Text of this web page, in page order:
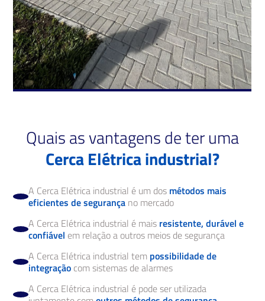
Quais as vantagens de ter uma
Cerca Elétrica industrial?
A Cerca Elétrica industrial é um dos métodos mais
eficientes de segurança no mercado
A Cerca Elétrica industrial é mais resistente, durável e
confiável em relação a outros meios de segurança
A Cerca Elétrica industrial tem possibilidade de
integração com sistemas de alarmes
A Cerca Elétrica industrial é pode ser utilizada